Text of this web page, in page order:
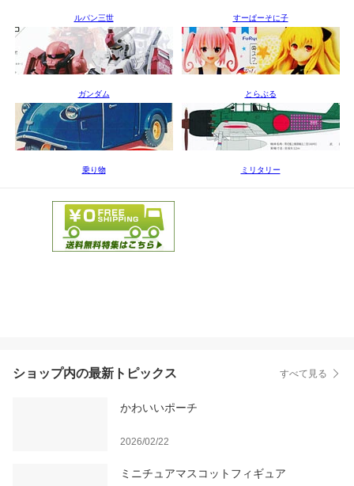
ルパン三世 すーぱーそに子
ガンダム とらぶる
乗り物 ミリタリー
ショップ内の最新トピックス すべて見る
かわいいポーチ
2026/02/22
ミニチュアマスコットフィギュア